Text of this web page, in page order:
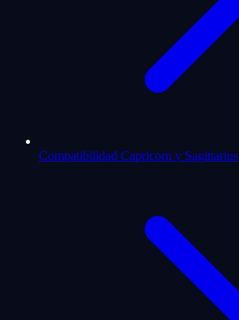
Compatibilidad Capricorn y Sagittarius